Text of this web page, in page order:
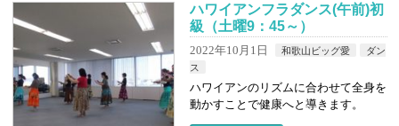
ハワイアンフラダンス(午前)初
級（土曜9：45～）
2022年10月1日 和歌山ビッグ愛
ダン
ス
ハワイアンのリズムに合わせて全身を
動かすことで健康へと導きます。